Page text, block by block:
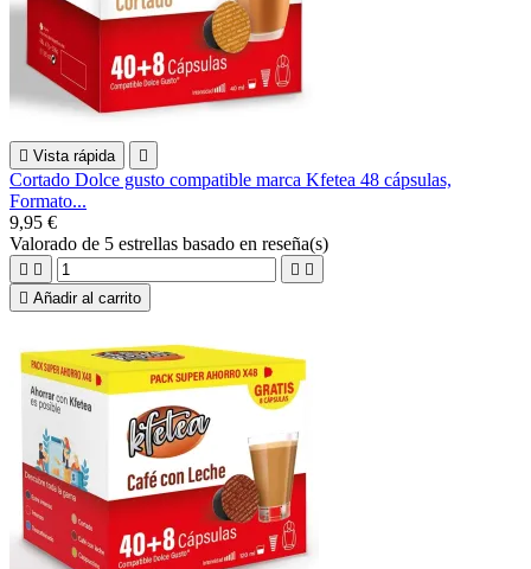
 Vista rápida 
Cortado Dolce gusto compatible marca Kfetea 48 cápsulas,
Formato...
9,95 €
Valorado de 5 estrellas basado en reseña(s)
   
 Añadir al carrito